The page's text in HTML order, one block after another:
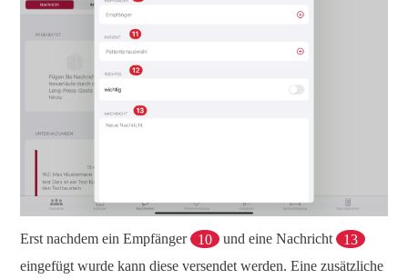
Erst nachdem ein Empfänger 10 und eine Nachricht
13
eingefügt wurde kann diese versendet werden. Eine zusätzliche